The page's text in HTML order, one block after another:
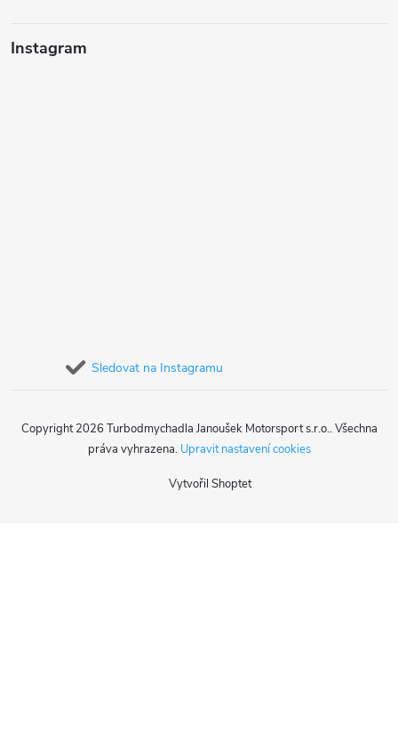
Instagram
Sledovat na Instagramu
Vytvořil Shoptet
Copyright 2026 Turbodmychadla Janoušek Motorsport s.r.o.. Všechna
práva vyhrazena. Upravit nastavení cookies